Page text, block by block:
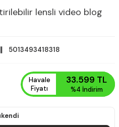
lensli video blog
5013493418318
Havale
Fiyatı
33.599 TL
%4 İndirim